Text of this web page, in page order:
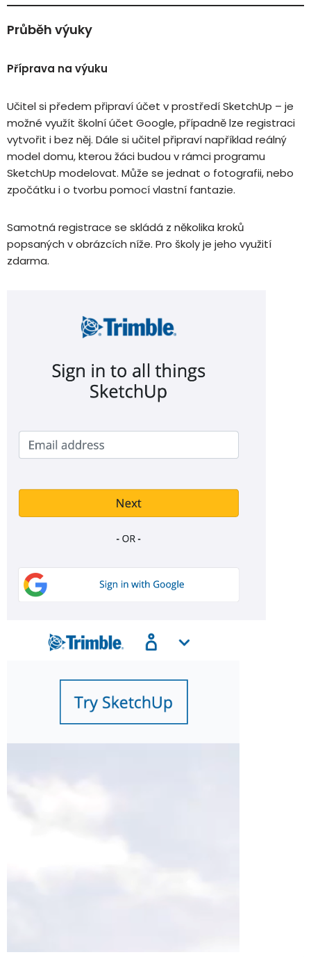
Průběh výuky
Příprava na výuku
Učitel si předem připraví účet v prostředí SketchUp – je
možné využít školní účet Google, případně lze registraci
vytvořit i bez něj. Dále si učitel připraví například reálný
model domu, kterou žáci budou v rámci programu
SketchUp modelovat. Může se jednat o fotografii, nebo
zpočátku i o tvorbu pomocí vlastní fantazie.
Samotná registrace se skládá z několika kroků
popsaných v obrázcích níže. Pro školy je jeho využití
zdarma.